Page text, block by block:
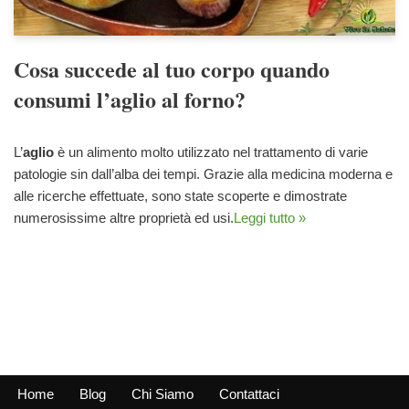
Cosa succede al tuo corpo quando
consumi l’aglio al forno?
L’aglio è un alimento molto utilizzato nel trattamento di varie
patologie sin dall’alba dei tempi. Grazie alla medicina moderna e
alle ricerche effettuate, sono state scoperte e dimostrate
numerosissime altre proprietà ed usi.Leggi tutto »
Home Blog Chi Siamo Contattaci